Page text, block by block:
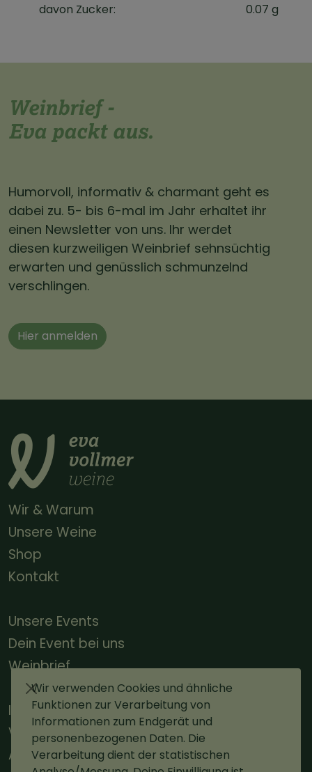
Wir verwenden Cookies und ähnliche
Funktionen zur Verarbeitung von
Informationen zum Endgerät und
personenbezogenen Daten. Die
Verarbeitung dient der statistischen
davon Zucker:
0.07 g
Weinbrief -
Eva packt aus.
Humorvoll, informativ & charmant geht es
dabei zu. 5- bis 6-mal im Jahr erhaltet ihr
einen Newsletter von uns. Ihr werdet
diesen kurzweiligen Weinbrief sehnsüchtig
erwarten und genüsslich schmunzelnd
verschlingen.
Hier anmelden
Wir & Warum
Unsere Weine
Shop
Kontakt
Unsere Events
Dein Event bei uns
Weinbrief
Impressum
Versand
AGBs